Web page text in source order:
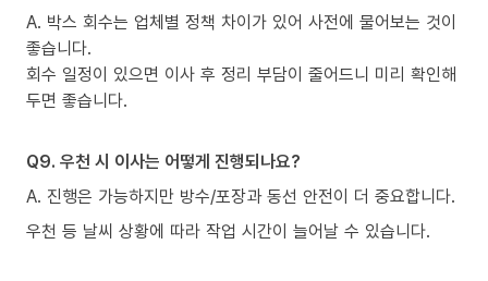
A. 박스 회수는 업체별 정책 차이가 있어 사전에 물어보는 것이
좋습니다.
회수 일정이 있으면 이사 후 정리 부담이 줄어드니 미리 확인해
두면 좋습니다.
Q9. 우천 시 이사는 어떻게 진행되나요?
A. 진행은 가능하지만 방수/포장과 동선 안전이 더 중요합니다.
우천 등 날씨 상황에 따라 작업 시간이 늘어날 수 있습니다.